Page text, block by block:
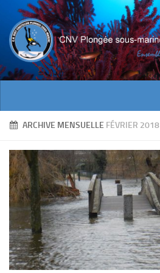
ACTUALITES
INFOS CNV
Bienvenue
Contacts
Documents utiles
Encadrement
Historique
ARCHIVE MENSUELLE FÉVRIER 2018